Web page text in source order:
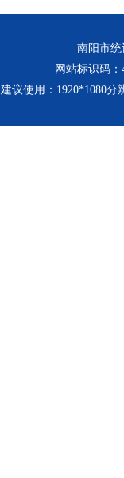
南阳市统
网站标识码：
建议使用：1920*1080